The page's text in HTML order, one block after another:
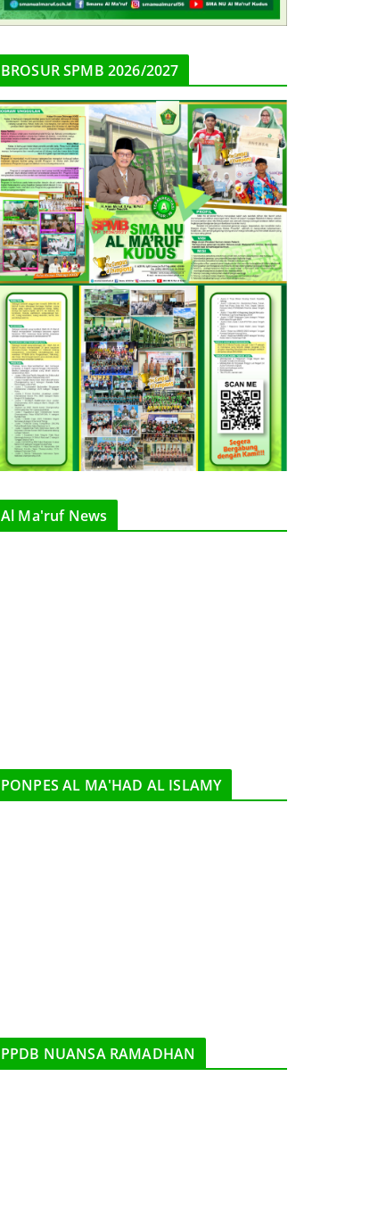
BROSUR SPMB 2026/2027
Al Ma'ruf News
PONPES AL MA'HAD AL ISLAMY
PPDB NUANSA RAMADHAN